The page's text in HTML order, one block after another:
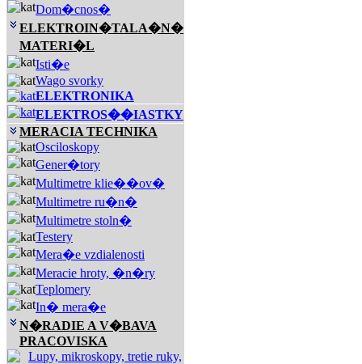
Dom�cnos�
ELEKTROIN�TALA�N�
MATERI�L
Isti�e
Wago svorky
ELEKTRONIKA
ELEKTROS��IASTKY
MERACIA TECHNIKA
Osciloskopy
Gener�tory
Multimetre klie��ov�
Multimetre ru�n�
Multimetre stoln�
Testery
Mera�e vzdialenosti
Meracie hroty, �n�ry
Teplomery
In� mera�e
N�RADIE A V�BAVA
PRACOVISKA
Lupy, mikroskopy, tretie ruky,